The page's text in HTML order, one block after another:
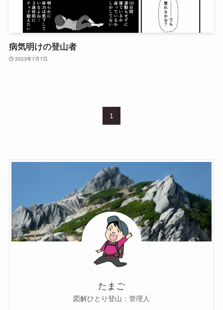
病気明けの登山者
2023年7月7日
1
たまご
図解ひとり登山：管理人